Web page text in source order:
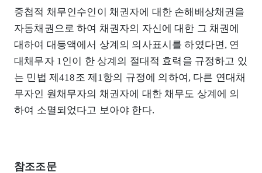
중첩적 채무인수인이 채권자에 대한 손해배상채권을
자동채권으로 하여 채권자의 자신에 대한 그 채권에
대하여 대등액에서 상계의 의사표시를 하였다면, 연
대채무자 1인이 한 상계의 절대적 효력을 규정하고 있
는 민법 제418조 제1항의 규정에 의하여, 다른 연대채
무자인 원채무자의 채권자에 대한 채무도 상계에 의
하여 소멸되었다고 보아야 한다.
참조조문